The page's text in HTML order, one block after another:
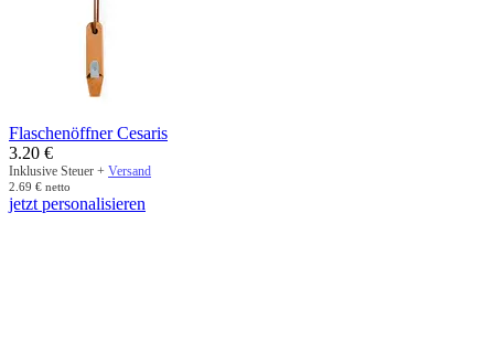
Flaschenöffner Cesaris
3.20 €
Inklusive Steuer + Versand
2.69 € netto
jetzt personalisieren